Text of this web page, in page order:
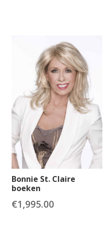
Bonnie St. Claire
boeken
€1,995.00